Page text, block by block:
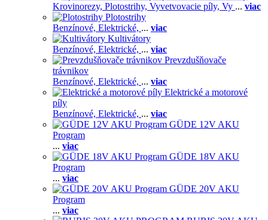
Krovinorezy, Plotostrihy, Vyvetvovacie píly, Vy ... viac
Plotostrihy
Benzínové, Elektrické, ... viac
Kultivátory
Benzínové, Elektrické, ... viac
Prevzdušňovače
trávnikov
Benzínové, Elektrické, ... viac
Elektrické a motorové
píly
Benzínové, Elektrické, ... viac
GÜDE 12V AKU
Program
... viac
GÜDE 18V AKU
Program
... viac
GÜDE 20V AKU
Program
... viac